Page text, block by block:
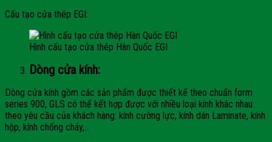
Cấu tạo cửa thép EGI:
Hình cấu tạo cửa thép Hàn Quốc EGI
Dòng cửa kính:
Dòng cửa kính gồm các sản phẩm được thiết kế theo chuẩn form
series 900, GLS có thể kết hợp được với nhiều loại kính khác nhau
theo yêu cầu của khách hàng: kính cường lực, kính dán Laminate, kính
hộp, kính chống cháy,…